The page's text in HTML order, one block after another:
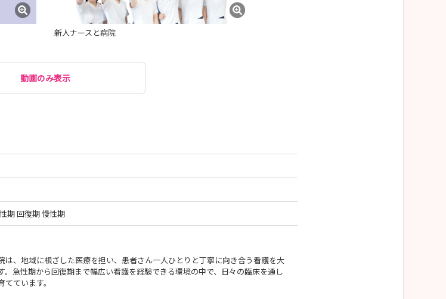
新人ナースと病院
動画のみ表示
期 回復期 慢性期
は、地域に根ざした医療を担い、患者さん一人ひとりと丁寧に向き合う看護を大
。急性期から回復期まで幅広い看護を経験できる環境の中で、日々の臨床を通し
ています。